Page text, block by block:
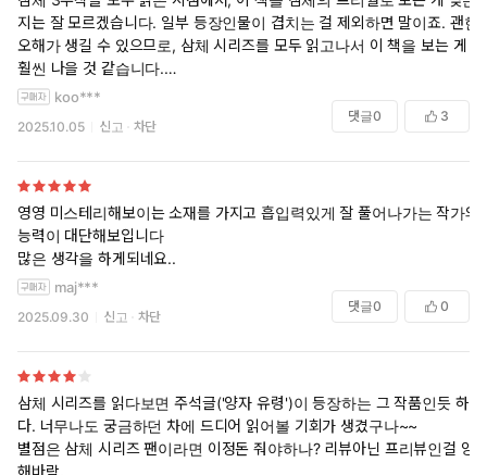
지는 잘 모르겠습니다. 일부 등장인물이 겹치는 걸 제외하면 말이죠. 괜한
오해가 생길 수 있으므로, 삼체 시리즈를 모두 읽고나서 이 책을 보는 게
훨씬 나을 것 같습니다.
그럼에도 불구하고, 류츠신이라는 작가의 명성에 걸맞는 대단한 작품이
라는 데는 이견이 없습니다. 가공의 거시-양자역학을 중심으로 이토록 몰
입력있는 이야기를 짜내려갔다는 점에서 류츠신이라는 작가가 얼마나 천
재적인지 다시금 깨달을 수 있었습니다.
koo***
2025.10.05 신고 차단
댓글0 3
영영 미스테리해보이는 소재를 가지고 흡입력있게 잘 풀어나가는 작가의
능력이 대단해보입니다
많은 생각을 하게되네요..
maj***
2025.09.30 신고 차단
댓글0 0
삼체 시리즈를 읽다보면 주석글('양자 유령')이 등장하는 그 작품인듯 하
다. 너무나도 궁금하던 차에 드디어 읽어볼 기회가 생겼구나~~
별점은 삼체 시리즈 팬이라면 이정돈 줘야하나? 리뷰아닌 프리뷰인걸 양